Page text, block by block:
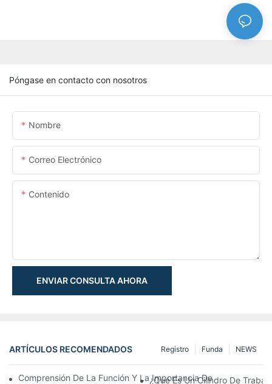
Póngase en contacto con nosotros
Nombre
Correo Electrónico
Contenido
ENVIAR CONSULTA AHORA
ARTÍCULOS RECOMENDADOS NEWS
Funda
Registro
Comprensión De La Función Y La Importancia De Los Cilindros
¿Qué Es Un Cilindro De